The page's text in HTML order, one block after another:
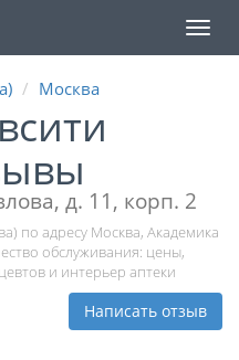
Москва
д. 11, корп. 2
по адресу Москва, Академика
обслуживания: цены,
и интерьер аптеки
Написать отзыв